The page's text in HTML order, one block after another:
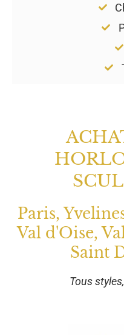
Paris,
Val d'Oise,
Saint
Tous